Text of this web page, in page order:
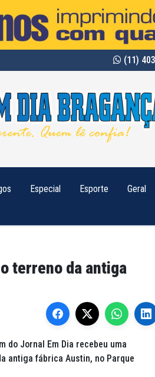
(11)
Especial Esporte Geral
terreno da antiga
do Jornal Em Dia recebeu uma
antiga fábrica Austin, no Parque